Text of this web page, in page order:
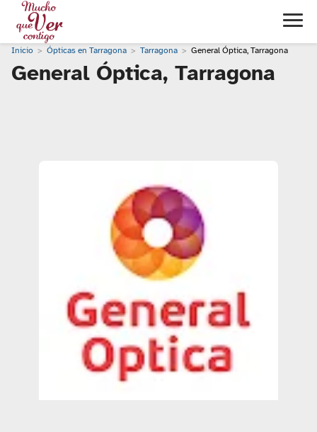
Inicio Ópticas en Tarragona Tarragona General Óptica, Tarragona
General Óptica, Tarragona